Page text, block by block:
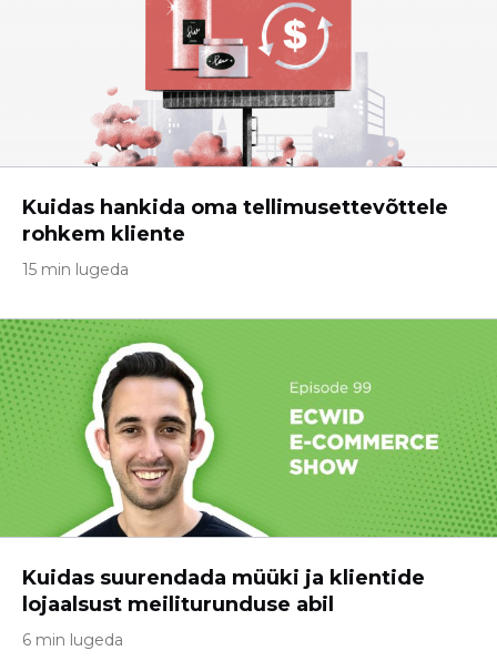
Kuidas hankida oma tellimusettevõttele
rohkem kliente
15 min lugeda
Kuidas suurendada müüki ja klientide
lojaalsust meiliturunduse abil
6 min lugeda